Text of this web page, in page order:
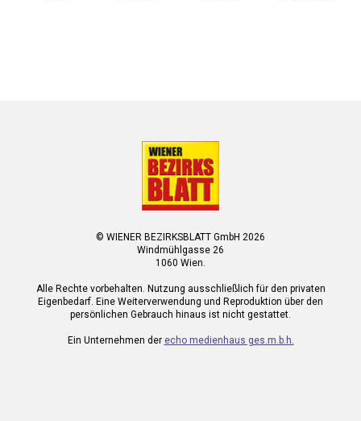
© WIENER BEZIRKSBLATT GmbH 2026
Windmühlgasse 26
1060 Wien.
Alle Rechte vorbehalten. Nutzung ausschließlich für den privaten
Eigenbedarf. Eine Weiterverwendung und Reproduktion über den
persönlichen Gebrauch hinaus ist nicht gestattet.
Ein Unternehmen der echo medienhaus ges.m.b.h.